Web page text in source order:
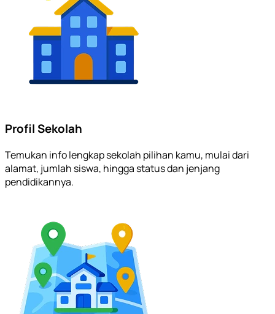
Profil Sekolah
Temukan info lengkap sekolah pilihan kamu, mulai dari
alamat, jumlah siswa, hingga status dan jenjang
pendidikannya.